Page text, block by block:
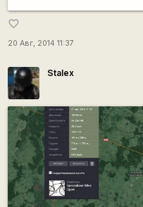
favorite_border
20 Авг, 2014 11:37
Stalex